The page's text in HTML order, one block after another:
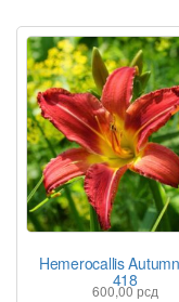
Hemerocallis
418
600,00рсд